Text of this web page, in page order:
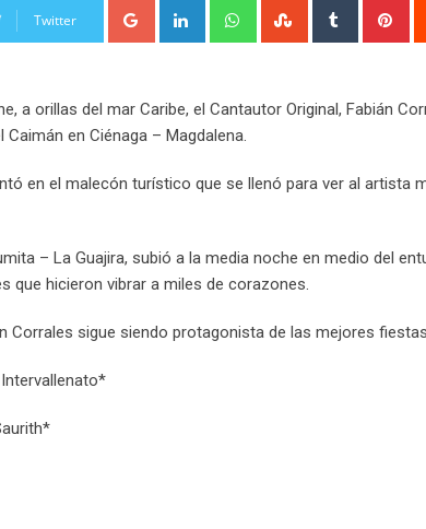
Twitter Google+ LinkedIn WhatsappStumbleUpon
Tumblr
a orillas del mar Caribe, el Cantautor Original, Fabián
en Ciénaga – Magdalena.
en el malecón turístico que se llenó para ver al artista
– La Guajira, subió a la media noche en medio del
que hicieron vibrar a miles de corazones.
Corrales sigue siendo protagonista de las mejores